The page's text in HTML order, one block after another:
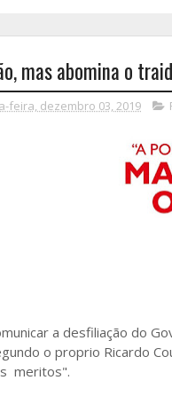
mas abomina o
feira, dezembro 03, 2019
a desfiliação do
o proprio Ricardo
meritos".